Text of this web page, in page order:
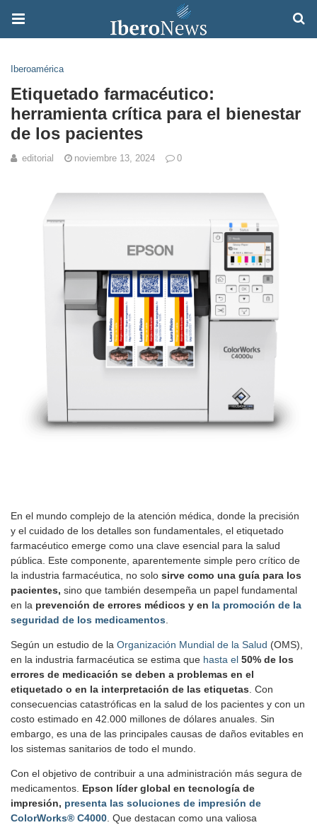
Iberoamérica
Etiquetado farmacéutico:
herramienta crítica para el bienestar
de los pacientes
editorial noviembre 13, 2024 0
En el mundo complejo de la atención médica, donde la precisión
y el cuidado de los detalles son fundamentales, el etiquetado
farmacéutico emerge como una clave esencial para la salud
pública. Este componente, aparentemente simple pero crítico de
la industria farmacéutica, no solo sirve como una guía para los
pacientes, sino que también desempeña un papel fundamental
en la prevención de errores médicos y en la promoción de la
seguridad de los medicamentos
Según un estudio de la Organización Mundial de la Salud (OMS),
en la industria farmacéutica se estima que hasta el 50% de los
errores de medicación se deben a problemas en el
etiquetado o en la interpretación de las etiquetas . Con
consecuencias catastróficas en la salud de los pacientes y con un
costo estimado en 42.000 millones de dólares anuales. Sin
embargo, es una de las principales causas de daños evitables en
los sistemas sanitarios de todo el mundo.
Con el objetivo de contribuir a una administración más segura de
medicamentos. Epson líder global en tecnología de
impresión, presenta las soluciones de impresión de
ColorWorks® C4000 . Que destacan como una valiosa